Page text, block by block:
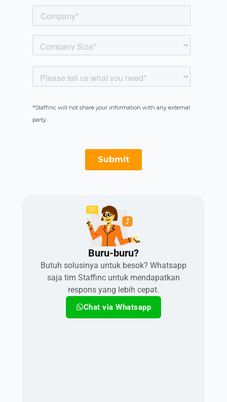
Buru-buru?​
Butuh solusinya untuk besok? Whatsapp
saja tim Staffinc untuk mendapatkan
respons yang lebih cepat.
Chat via Whatsapp